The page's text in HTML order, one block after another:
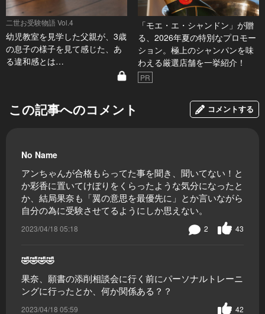
二世お受験物語 Vol.4
幼児教室を見学した父親が、3歳
の息子の様子を見て感じた、あ
る違和感とは…
「モエ・エ・シャンドン」が贈
る、2026年夏の特別なプロモー
ション。極上のシャンパンを味
わえる厳選店舗を一挙紹介！
PR
この記事へのコメント コメントする
No Name
アンちゃんが合格もらってた事を聞き、聞いてない！と
か彩香に置いてけぼりをくらったような気分になったと
か、結局果奈も「翼の意思を最優先に」とか言いながら
自分の為に受験させてるようにしか思えない。
2023/04/18 05:18 43
2
🤣🤣🤣🤣
果奈、願書の添削相談会に行く前にパーソナルトレーニ
ングに行ったとか、何か関係ある？？
2023/04/18 05:59 42